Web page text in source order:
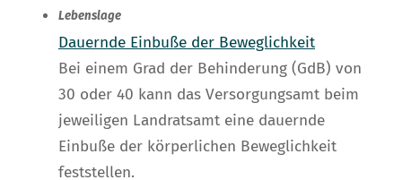
Lebenslage
Dauernde Einbuße der Beweglichkeit
Bei einem Grad der Behinderung (GdB) von
30 oder 40 kann das Versorgungsamt beim
jeweiligen Landratsamt eine dauernde
Einbuße der körperlichen Beweglichkeit
feststellen.